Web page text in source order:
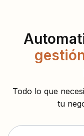
Todo lo que
tu